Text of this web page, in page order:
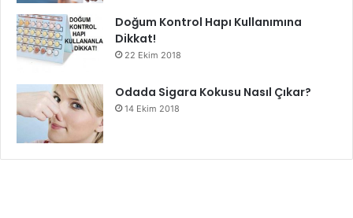
Doğum Kontrol Hapı Kullanımına
Dikkat!
22 Ekim 2018
Odada Sigara Kokusu Nasıl Çıkar?
14 Ekim 2018